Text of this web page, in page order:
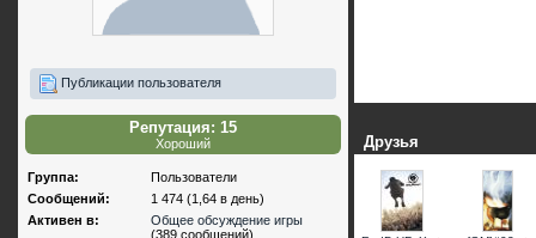
Публикации пользователя
Репутация: 15
Хороший
Группа:
Пользователи
Сообщений:
1 474 (1,64 в день)
Активен в:
Общее обсуждение игры
(389 сообщений)
Друзья